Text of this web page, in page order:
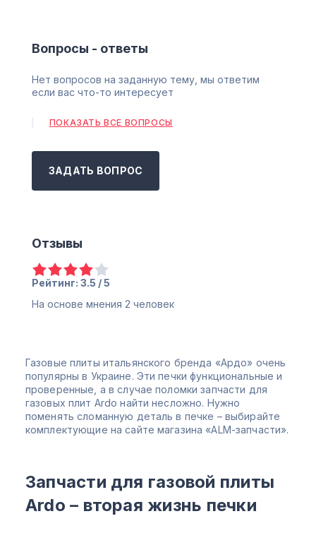
Вопросы - ответы
Нет вопросов на заданную тему, мы ответим
если вас что-то интересует
ПОКАЗАТЬ ВСЕ ВОПРОСЫ
ЗАДАТЬ ВОПРОС
Отзывы
Рейтинг: 3.5 / 5
На основе мнения 2 человек
Газовые плиты итальянского бренда «Ардо» очень
популярны в Украине. Эти печки функциональные и
проверенные, а в случае поломки запчасти для
газовых плит Ardo найти несложно. Нужно
поменять сломанную деталь в печке – выбирайте
комплектующие на сайте магазина «ALM-запчасти».
Запчасти для газовой плиты
Ardo – вторая жизнь печки